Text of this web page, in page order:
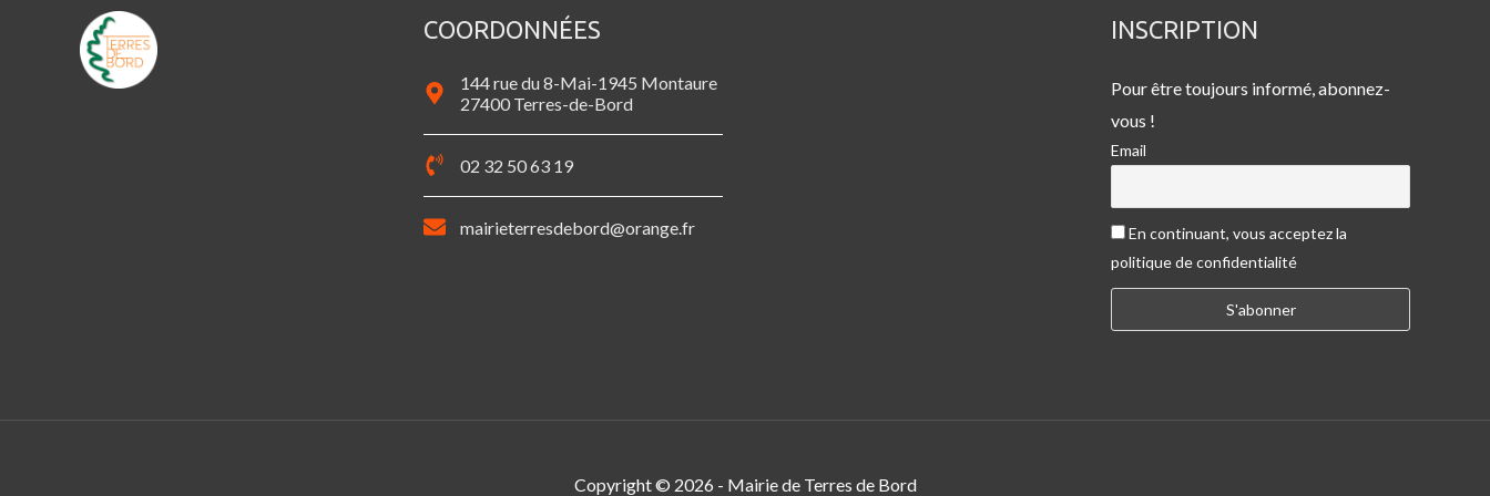
COORDONNÉES
144 rue du 8-Mai-1945 Montaure
27400 Terres-de-Bord
02 32 50 63 19
mairieterresdebord@orange.fr
INSCRIPTION
Pour être toujours informé, abonnez-
vous !
Email
En continuant, vous acceptez la
politique de confidentialité
Copyright © 2026 - Mairie de Terres de Bord